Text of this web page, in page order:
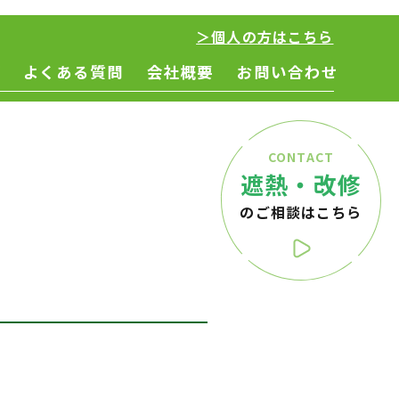
＞個人の方はこちら
よくある質問 会社概要 お問い合わせ
CONTACT
遮熱・改修
のご相談はこちら